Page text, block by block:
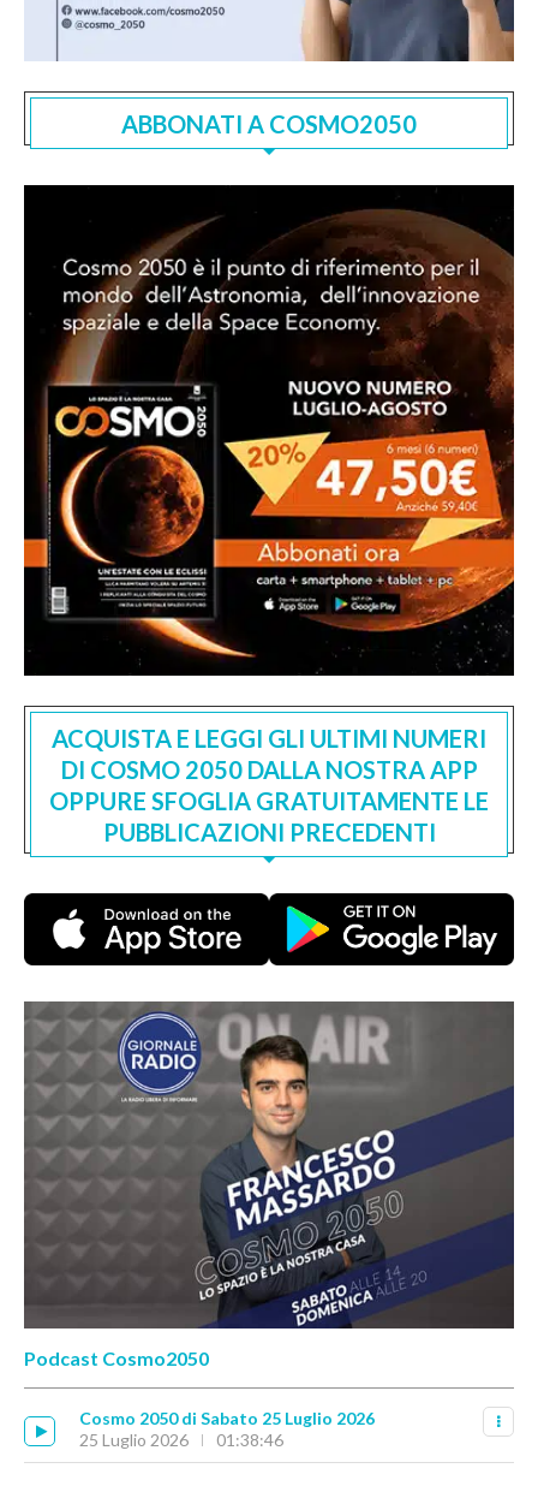
ABBONATI A COSMO2050
ACQUISTA E LEGGI GLI ULTIMI NUMERI
DI COSMO 2050 DALLA NOSTRA APP
OPPURE SFOGLIA GRATUITAMENTE LE
PUBBLICAZIONI PRECEDENTI
Podcast Cosmo2050
Cosmo 2050 di Sabato 25 Luglio 2026
25 Luglio 2026
01:38:46